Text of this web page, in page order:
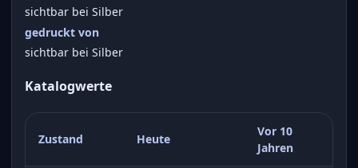
sichtbar bei Silber
gedruckt von
sichtbar bei Silber
Katalogwerte
Zustand Heute
Vor 10
Jahren